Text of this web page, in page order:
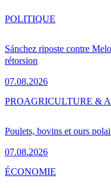
Sánchez riposte contre
rétorsion
07.08.2026
POLITIQUE
Poulets, bovins et ours
07.08.2026
PROAGRICULTURE &
ÉCONOMIE